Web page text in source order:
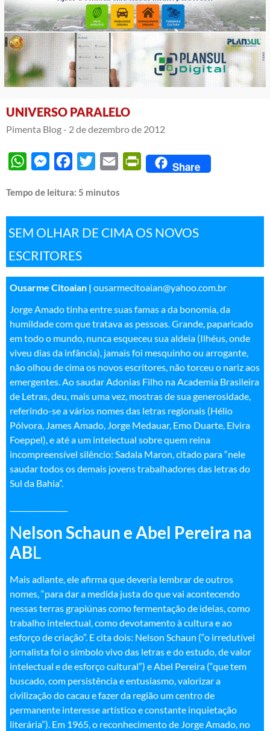
UNIVERSO PARALELO
Pimenta Blog - 2 de dezembro de 2012
WhatsAppMessengerFacebook
Twitter Email PrintFriendly
Share
Tempo de leitura: 5 minutos
SEM OLHAR DE CIMA OS NOVOS
ESCRITORES
Ousarme Citoaian | ousarmecitoaian@yahoo.com.br
Jorge Amado tinha entre suas famas a da bonomia, da
humildade com que tratava as pessoas. Grande, paparicado
em todo o mundo, nunca esqueceu sua aldeia (Ilhéus, onde
viveu dias da infância), jamais foi mesquinho ou arrogante,
não olhou de cima os novos escritores, não torceu o nariz aos
emergentes. Ao saudar Adonias Filho na Academia Brasileira
de Letras, deu, mais uma vez, mostras de sua generosidade,
referindo-se a vários nomes das letras regionais (Hélio
Pólvora, James Amado, Jorge Medauar, Emo Duarte, Elvira
Foeppel), e até a um intelectual sobre quem reina
incompreensível silêncio: Sadala Maron, citado para “nele
saudar todos os demais jovens trabalhadores das letras do
Sul da Bahia”.
Nelson Schaun e Abel Pereira na
ABL
Mais adiante, ele afirma que deveria lembrar de outros
nomes, “para dar a medida justa do que vai acontecendo
nessas terras grapiúnas como fermentação de ideias, como
trabalho intelectual, como devotamento à cultura e ao
esforço de criação”. E cita dois: Nelson Schaun (“o irredutível
jornalista foi o símbolo vivo das letras e do estudo, de valor
intelectual e de esforço cultural”) e Abel Pereira (“que tem
buscado, com persistência e entusiasmo, valorizar a
civilização do cacau e fazer da região um centro de
permanente interesse artístico e constante inquietação
literária”). Em 1965, o reconhecimento de Jorge Amado, no